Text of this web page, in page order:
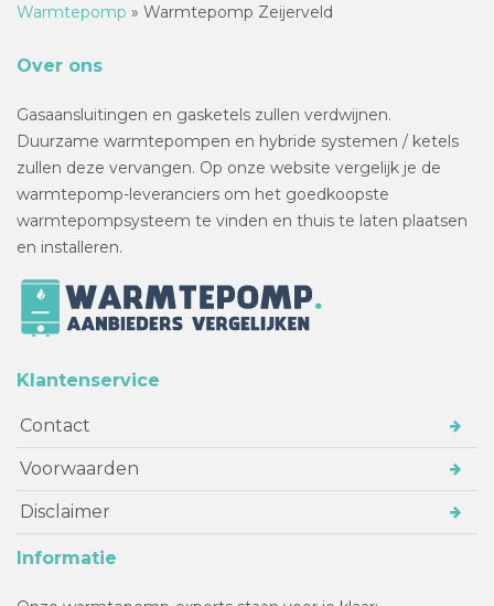
Warmtepomp » Warmtepomp Zeijerveld
Over ons
Gasaansluitingen en gasketels zullen verdwijnen.
Duurzame warmtepompen en hybride systemen / ketels
zullen deze vervangen. Op onze website vergelijk je de
warmtepomp-leveranciers om het goedkoopste
warmtepompsysteem te vinden en thuis te laten plaatsen
en installeren.
Klantenservice
Contact
Voorwaarden
Disclaimer
Informatie